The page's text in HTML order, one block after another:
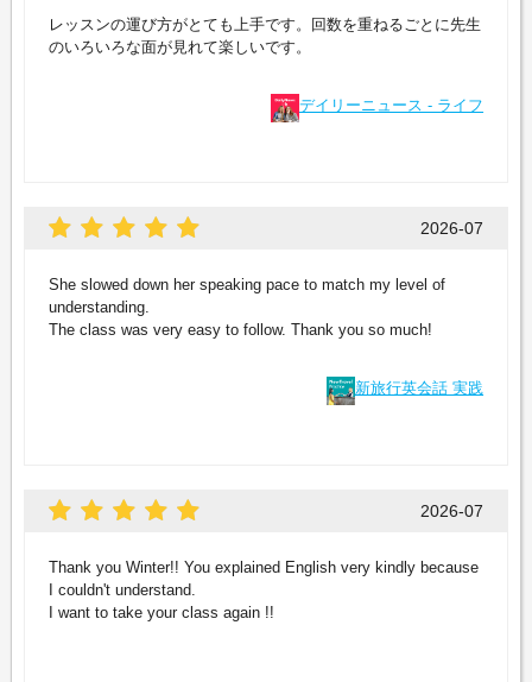
レッスンの運び方がとても上手です。回数を重ねるごとに先生
のいろいろな面が見れて楽しいです。
デイリーニュース - ライフ
2026-07
She slowed down her speaking pace to match my level of
understanding.
The class was very easy to follow. Thank you so much!
新旅行英会話 実践
2026-07
Thank you Winter!! You explained English very kindly because
I couldn't understand.
I want to take your class again !!